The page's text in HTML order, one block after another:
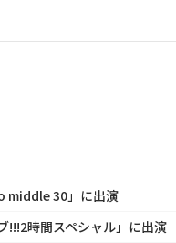
middle 30」に出演
!!!2時間スペシャル」に出演